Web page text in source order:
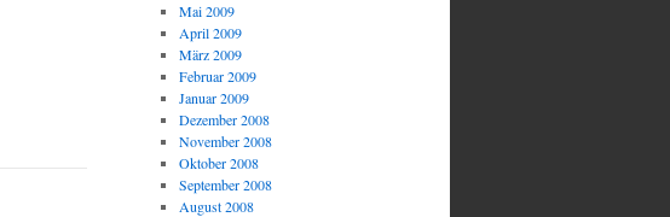
Mai 2009
April 2009
März 2009
Februar 2009
Januar 2009
Dezember 2008
November 2008
Oktober 2008
September 2008
August 2008